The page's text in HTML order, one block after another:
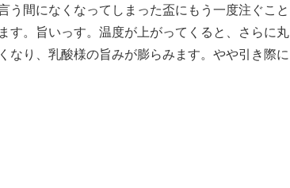
う間になくなってしまった盃にもう一度注ぐこと
す。旨いっす。温度が上がってくると、さらに丸
なり、乳酸様の旨みが膨らみます。やや引き際に